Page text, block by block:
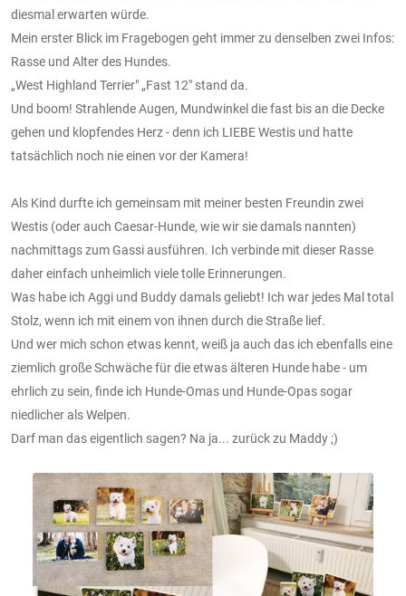
diesmal erwarten würde.
Mein erster Blick im Fragebogen geht immer zu denselben zwei Infos:
Rasse und Alter des Hundes.
„West Highland Terrier" „Fast 12" stand da.
Und boom! Strahlende Augen, Mundwinkel die fast bis an die Decke
gehen und klopfendes Herz - denn ich LIEBE Westis und hatte
tatsächlich noch nie einen vor der Kamera!
Als Kind durfte ich gemeinsam mit meiner besten Freundin zwei
Westis (oder auch Caesar-Hunde, wie wir sie damals nannten)
nachmittags zum Gassi ausführen. Ich verbinde mit dieser Rasse
daher einfach unheimlich viele tolle Erinnerungen.
Was habe ich Aggi und Buddy damals geliebt! Ich war jedes Mal total
Stolz, wenn ich mit einem von ihnen durch die Straße lief.
Und wer mich schon etwas kennt, weiß ja auch das ich ebenfalls eine
ziemlich große Schwäche für die etwas älteren Hunde habe - um
ehrlich zu sein, finde ich Hunde-Omas und Hunde-Opas sogar
niedlicher als Welpen.
Darf man das eigentlich sagen? Na ja... zurück zu Maddy ;)